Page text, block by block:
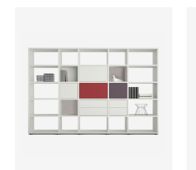
Preis auf Anfrage